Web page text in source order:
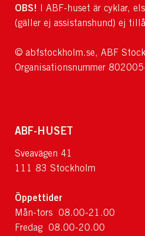
OBS! I ABF-huset är cyklar,
(gäller ej assistanshund) ej
© abfstockholm.se, ABF
Organisationsnummer
ABF-HUSET
Sveavägen 41
111 83 Stockholm
Öppettider
Mån-tors 08.00-21.00
Fredag 08.00-20.00